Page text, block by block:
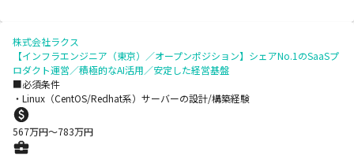
株式会社ラクス
【インフラエンジニア（東京）／オープンポジション】シェアNo.1のSaaSプ
ロダクト運営／積極的なAI活用／安定した経営基盤
■必須条件
・Linux（CentOS/Redhat系）サーバーの設計/構築経験
567万円〜783万円